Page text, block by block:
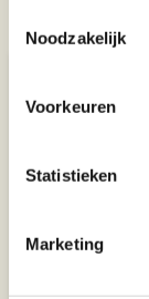
Noodzakelijk
Voorkeuren
Statistieken
Marketing
Kipdijfilet